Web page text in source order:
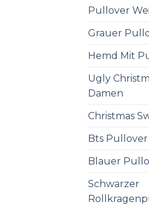
Pullover
Grauer
Hemd Mit
Ugly
Damen
Christmas
Bts Pullover
Blauer
Schwarzer